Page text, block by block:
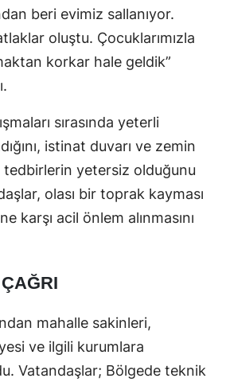
beri evimiz sallanıyor.
oluştu. Çocuklarımızla
korkar hale geldik”
sırasında yeterli
istinat duvarı ve zemin
tedbirlerin yetersiz olduğunu
olası bir toprak kayması
karşı acil önlem alınmasını
mahalle sakinleri,
ve ilgili kurumlara
Vatandaşlar; Bölgede teknik